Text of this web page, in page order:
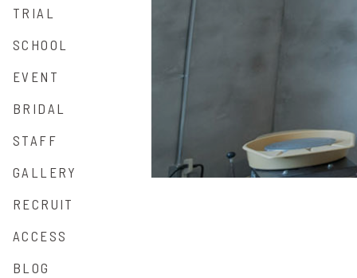
TRIAL
SCHOOL
EVENT
BRIDAL
STAFF
GALLERY
RECRUIT
ACCESS
BLOG